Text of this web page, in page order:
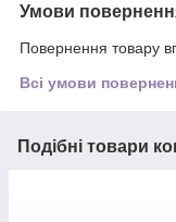
Умови
Повернення товару
Всі умови
Подібні товари